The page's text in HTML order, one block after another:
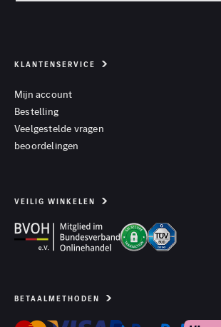
KLANTENSERVICE
Mijn account
Bestelling
Veelgestelde vragen
beoordelingen
VEILIG WINKELEN
BETAALMETHODEN